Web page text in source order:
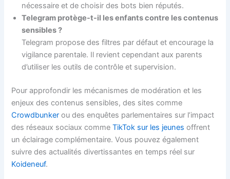
nécessaire et de choisir des bots bien réputés.
Telegram protège-t-il les enfants contre les contenus
sensibles ?
Telegram propose des filtres par défaut et encourage la
vigilance parentale. Il revient cependant aux parents
d’utiliser les outils de contrôle et supervision.
Pour approfondir les mécanismes de modération et les
enjeux des contenus sensibles, des sites comme
Crowdbunker ou des enquêtes parlementaires sur l’impact
des réseaux sociaux commeTikTok sur les jeunes offrent
un éclairage complémentaire. Vous pouvez également
suivre des actualités divertissantes en temps réel sur
Koideneuf.